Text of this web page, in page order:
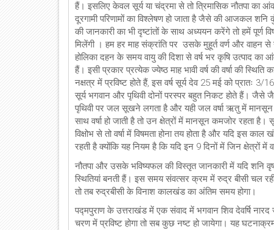
हैं। इसलिए केवल सूर्य या चंद्रमा से तो त्रिमासिक नौतपा
दूरगामी परिणामों का विश्लेषण हो जाता है जैसे की आजकल
की जानकारी का भी दृष्टांतों के साथ अध्ययन करेंगे तो हमें पूर्ण
मिलेंगी । हम हर माह संक्रांति पर उसके मुहूर्त वर्ण और वाहन से
होलिका दहन के समय वायु की दिशा से वर्ष भर कृषि उत्पाद का
हैं। इसी प्रकार प्रत्येक ज्येष्ठ माह भावी वर्ष की वर्षा की
नक्षत्र में प्रविष्ट होते हैं, इस वर्ष सूर्य देव 25 मई को प्रातः 3/
सूर्य भगवान और पृथिवी दोनों परस्पर बहुत निकट होते हैं। जैसे
पृथिवी पर जल सूखने लगता है और यही जल वर्षा ऋतु में मानसून
साथ वर्षा हो जाती है तो उन क्षेत्रों में मानसून कमजोर रहता है।
विक्षोभ से तो वर्षा में विषमता होना तय होता है और यदि इस
रहती है क्योंकि यह नियम है कि यदि इन 9 दिनों में जिन क्षेत्रों में
नौतपा और उसके भविष्यफल की विस्तृत जानकारी में यदि शनि
स्थितियां बनती हैं। इस समय संवत्सर क्रम में रुद्र बीसी चल
तो तब रुद्रबीसी के विनाश कालखंड का अंतिम समय होगा।
पद्मपुराण के उत्तराखंड में एक संवाद में भगवान शिव देवर्षि
चरण में प्रविष्ट होगा तो सब कुछ नष्ट हो जायेगा। यह